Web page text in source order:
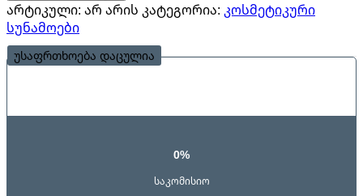
არტიკული: არ არის კატეგორია: კოსმეტიკური
სუნამოები
უსაფრთხოება დაცულია
0%
საკომისიო